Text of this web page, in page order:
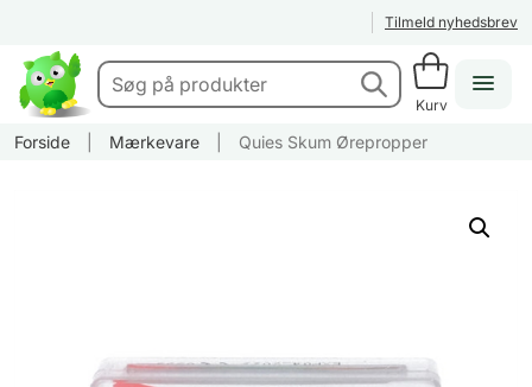
Tilmeld nyhedsbrev
Kurv
Forside Mærkevare Quies Skum Ørepropper